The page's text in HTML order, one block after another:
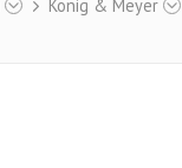
Konig & Meyer